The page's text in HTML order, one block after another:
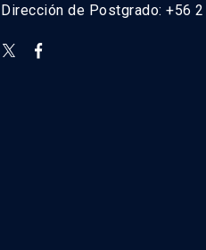
Dirección de Postgrado: +56